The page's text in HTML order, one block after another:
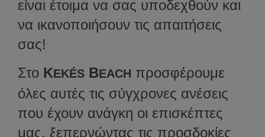
είναι έτοιμα να σας υποδεχθούν και
να ικανοποιήσουν τις απαιτήσεις
σας!
Στο KEKÉS BEACH προσφέρουμε
όλες αυτές τις σύγχρονες ανέσεις
που έχουν ανάγκη οι επισκέπτες
μας, ξεπερνώντας τις προσδοκίες